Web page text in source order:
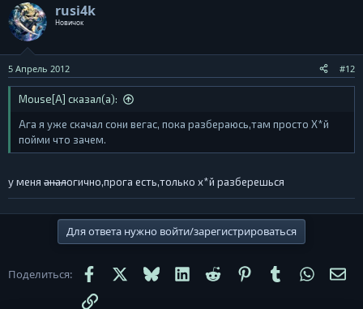
rusi4k
Новичок
5 Апрель 2012 #12
Mouse[A] сказал(а):
Ага я уже скачал сони вегас, пока разбераюсь,там просто Х*й
пойми что зачем.
у меня аналогично,прога есть,только х*й разберешься
Для ответа нужно войти/зарегистрироваться
Поделиться: Facebook Bluesky LinkedIn
Reddit PinterestTumblr
Ссылка